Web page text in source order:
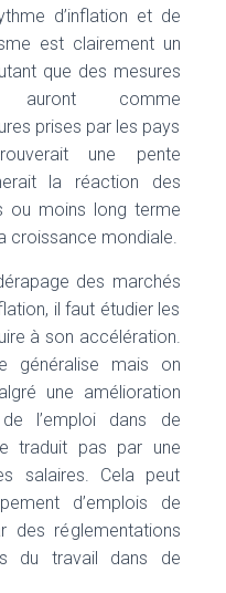
d’inflation et de
est clairement un
que des mesures
auront comme
prises par les pays
une pente
la réaction des
ou moins long terme
croissance mondiale.
des marchés
il faut étudier les
à son accélération.
généralise mais on
une amélioration
l’emploi dans de
traduit pas par une
salaires. Cela peut
d’emplois de
des réglementations
du travail dans de